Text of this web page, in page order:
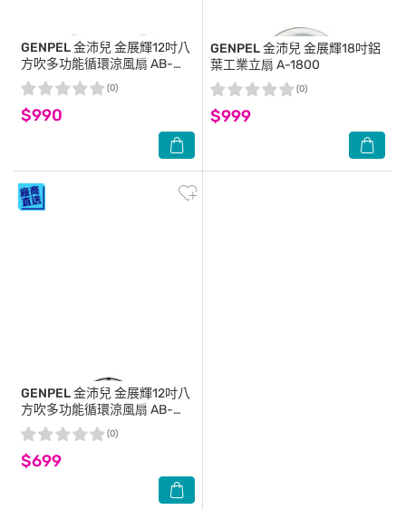
GENPEL 金沛兒金展輝12吋八
方吹多功能循環涼風扇 AB-
1211 (2入組)
$990
(0)
GENPEL 金沛兒金展輝18吋鋁
葉工業立扇 A-1800
$999
(0)
GENPEL 金沛兒金展輝12吋八
方吹多功能循環涼風扇 AB-
1211
$699
(0)